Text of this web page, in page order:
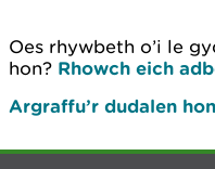
Oes rhywbeth o’i le
hon? Rhowch eich
Argraffu’r dudalen hon